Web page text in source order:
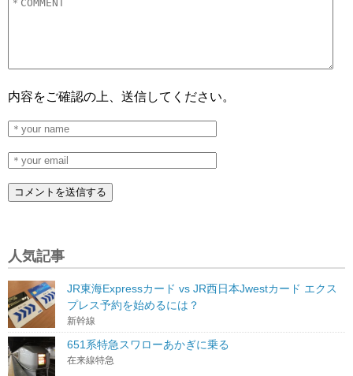
内容をご確認の上、送信してください。
人気記事
JR東海Expressカード vs JR西日本Jwestカード エクス
プレス予約を始めるには？
新幹線
651系特急スワローあかぎに乗る
在来線特急